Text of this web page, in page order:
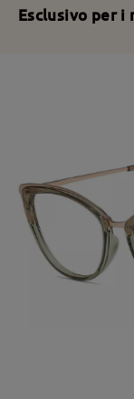
Esclusivo per i